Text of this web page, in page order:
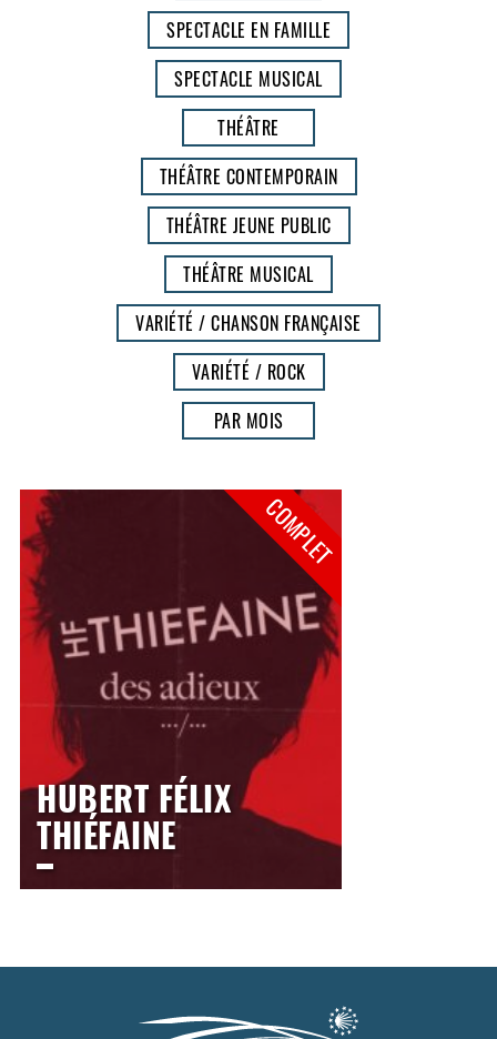
SPECTACLE EN FAMILLE
SPECTACLE MUSICAL
THÉÂTRE
THÉÂTRE CONTEMPORAIN
THÉÂTRE JEUNE PUBLIC
THÉÂTRE MUSICAL
VARIÉTÉ / CHANSON FRANÇAISE
VARIÉTÉ / ROCK
PAR MOIS
HUBERT FÉLIX
THIÉFAINE
Chanson Française / Variété /
COMPLET